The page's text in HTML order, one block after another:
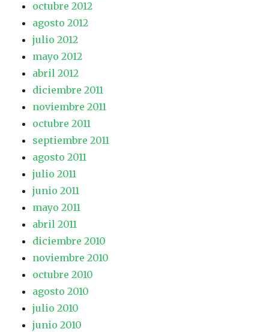
octubre 2012
agosto 2012
julio 2012
mayo 2012
abril 2012
diciembre 2011
noviembre 2011
octubre 2011
septiembre 2011
agosto 2011
julio 2011
junio 2011
mayo 2011
abril 2011
diciembre 2010
noviembre 2010
octubre 2010
agosto 2010
julio 2010
junio 2010